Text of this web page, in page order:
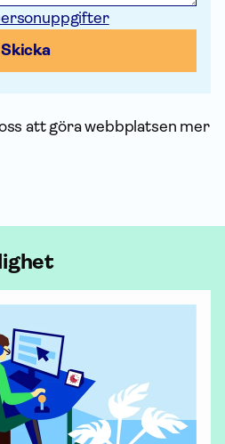
Skicka
att göra webbplatsen mer